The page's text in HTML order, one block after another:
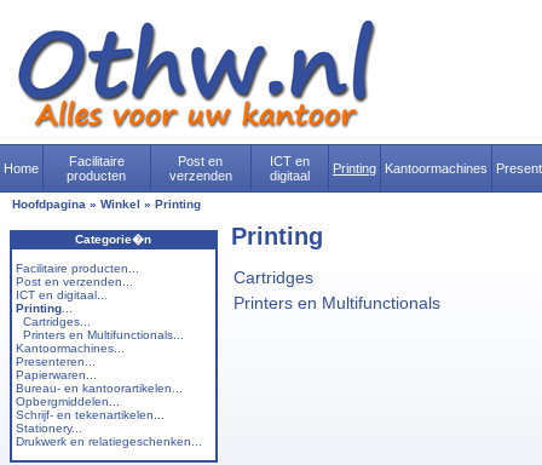
Home
Facilitaire
producten
Post en
verzenden
ICT en
digitaal
Printing Kantoormachines
Hoofdpagina » Winkel » Printing
Categorie�n
Facilitaire producten...
Post en verzenden...
ICT en digitaal...
Printing
Cartridges...
Printers en Multifunctionals...
Kantoormachines...
Presenteren...
Papierwaren...
Bureau- en kantoorartikelen...
Opbergmiddelen...
Schrijf- en tekenartikelen...
Stationery...
Drukwerk en relatiegeschenken...
Printing
Cartridges
Printers en Multifunctionals